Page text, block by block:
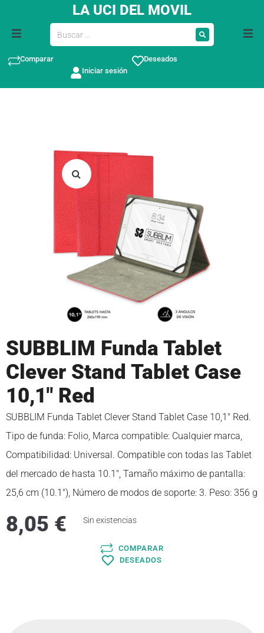
LA UCI DEL MOVIL
Comparar
Deseados
Iniciar sesión
SUBBLIM Funda Tablet
Clever Stand Tablet Case
10,1″ Red
SUBBLIM Funda Tablet Clever Stand Tablet Case 10,1″ Red.
Tipo de funda: Folio, Marca compatible: Cualquier marca,
Compatibilidad: Universal. Compatible con todas las Tablet
del mercado de hasta 10.1″, Tamaño máximo de pantalla:
25,6 cm (10.1″), Número de modos de soporte: 3. Peso: 356 g
8,05 € Sin existencias
COMPARAR
DESEADOS